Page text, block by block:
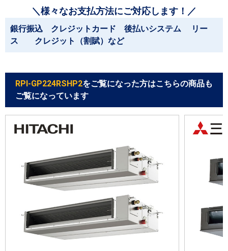
＼様々なお支払方法にご対応します！／
銀行振込 クレジットカード 後払いシステム リー
ス クレジット（割賦）など
RPI-GP224RSHP2をご覧になった方はこちらの商品も
ご覧になっています